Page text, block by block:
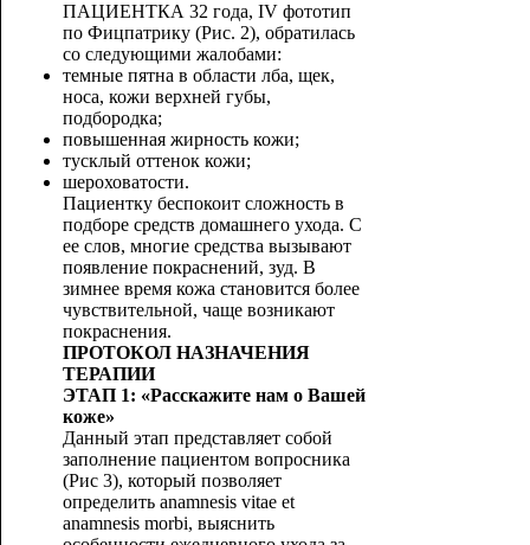
ПАЦИЕНТКА 32 года, IV фототип
по Фицпатрику (Рис. 2), обратилась
со следующими жалобами:
темные пятна в области лба, щек,
носа, кожи верхней губы,
подбородка;
повышенная жирность кожи;
тусклый оттенок кожи;
шероховатости.
Пациентку беспокоит сложность в
подборе средств домашнего ухода. С
ее слов, многие средства вызывают
появление покраснений, зуд. В
зимнее время кожа становится более
чувствительной, чаще возникают
покраснения.
ПРОТОКОЛ НАЗНАЧЕНИЯ
ТЕРАПИИ
ЭТАП 1: «Расскажите нам о Вашей
коже»
Данный этап представляет собой
заполнение пациентом вопросника
(Рис 3), который позволяет
определить anamnesis vitae et
anamnesis morbi, выяснить